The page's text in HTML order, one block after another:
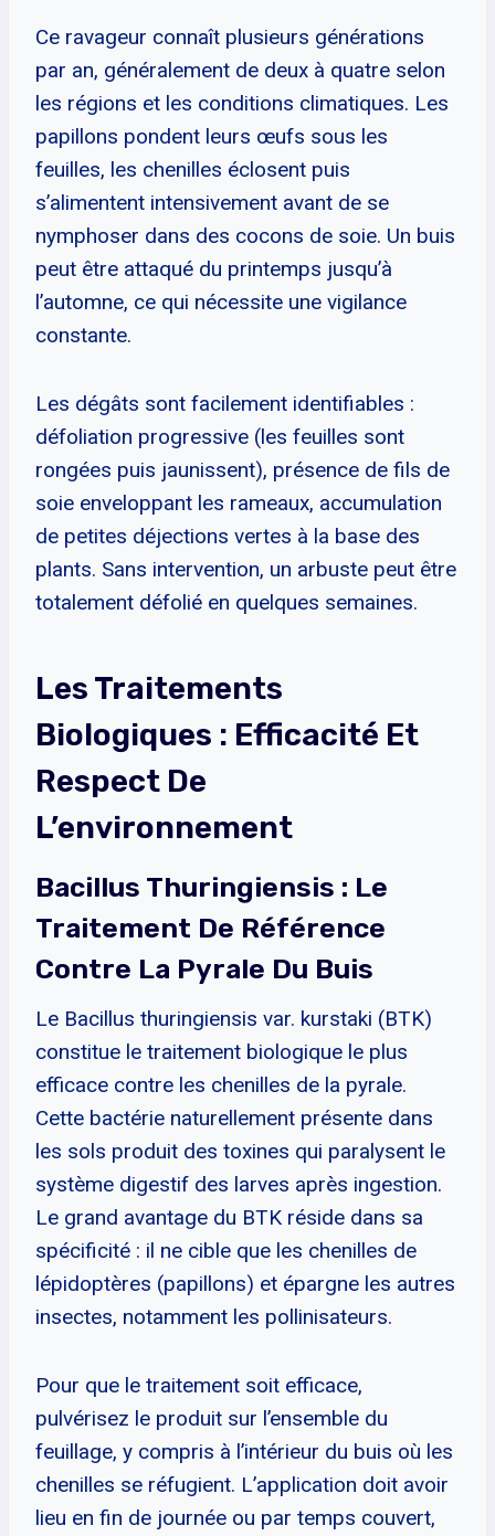
Ce ravageur connaît plusieurs générations
par an, généralement de deux à quatre selon
les régions et les conditions climatiques. Les
papillons pondent leurs œufs sous les
feuilles, les chenilles éclosent puis
s’alimentent intensivement avant de se
nymphoser dans des cocons de soie. Un buis
peut être attaqué du printemps jusqu’à
l’automne, ce qui nécessite une vigilance
constante.
Les dégâts sont facilement identifiables :
défoliation progressive (les feuilles sont
rongées puis jaunissent), présence de fils de
soie enveloppant les rameaux, accumulation
de petites déjections vertes à la base des
plants. Sans intervention, un arbuste peut être
totalement défolié en quelques semaines.
Les Traitements
Biologiques : Efficacité Et
Respect De
L’environnement
Bacillus Thuringiensis : Le
Traitement De Référence
Contre La Pyrale Du Buis
Le Bacillus thuringiensis var. kurstaki (BTK)
constitue le traitement biologique le plus
efficace contre les chenilles de la pyrale.
Cette bactérie naturellement présente dans
les sols produit des toxines qui paralysent le
système digestif des larves après ingestion.
Le grand avantage du BTK réside dans sa
spécificité : il ne cible que les chenilles de
lépidoptères (papillons) et épargne les autres
insectes, notamment les pollinisateurs.
Pour que le traitement soit efficace,
pulvérisez le produit sur l’ensemble du
feuillage, y compris à l’intérieur du buis où les
chenilles se réfugient. L’application doit avoir
lieu en fin de journée ou par temps couvert,